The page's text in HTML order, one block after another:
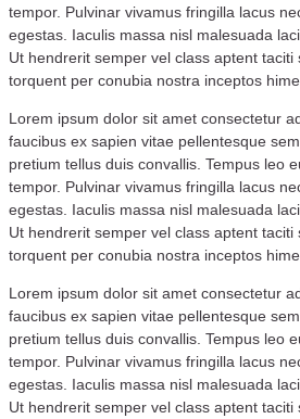
tempor. Pulvinar vivamus fringilla lacus
egestas. Iaculis massa nisl malesuada
Ut hendrerit semper vel class aptent taciti
torquent per conubia nostra inceptos
Lorem ipsum dolor sit amet consectetur
faucibus ex sapien vitae pellentesque
pretium tellus duis convallis. Tempus leo
tempor. Pulvinar vivamus fringilla lacus
egestas. Iaculis massa nisl malesuada
Ut hendrerit semper vel class aptent taciti
torquent per conubia nostra inceptos
Lorem ipsum dolor sit amet consectetur
faucibus ex sapien vitae pellentesque
pretium tellus duis convallis. Tempus leo
tempor. Pulvinar vivamus fringilla lacus
egestas. Iaculis massa nisl malesuada
Ut hendrerit semper vel class aptent taciti